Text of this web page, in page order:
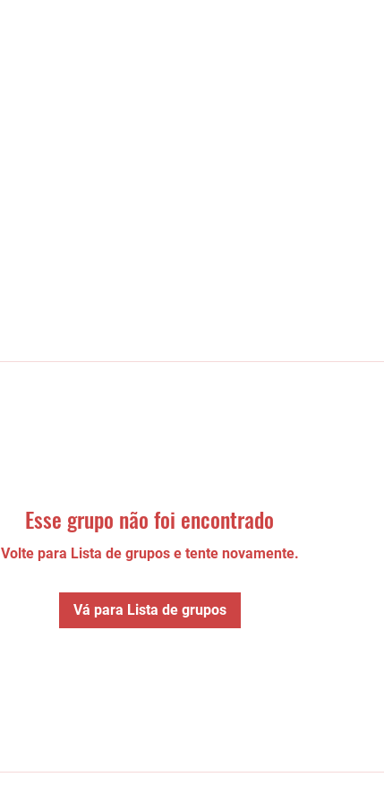
Esse grupo não foi encontrado
Volte para Lista de grupos e tente novamente.
Vá para Lista de grupos